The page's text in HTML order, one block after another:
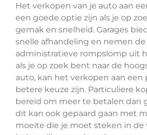
Het verkopen van je auto aan
een goede optie zijn als je op
gemak en snelheid. Garages
snelle afhandeling en nemen de
administratieve rompslomp uit
als je op zoek bent naar de
auto, kan het verkopen aan een
betere keuze zijn. Particuliere
bereid om meer te betalen dan
dit kan ook gepaard gaan met
moeite die je moet steken in de